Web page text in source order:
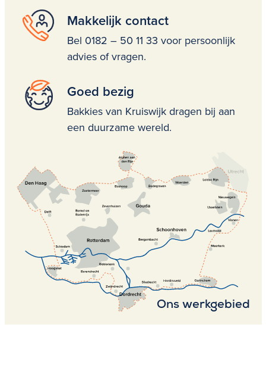
Makkelijk contact
Bel 0182 – 50 11 33 voor persoonlijk
advies of vragen.
Goed bezig
Bakkies van Kruiswijk dragen bij aan
een duurzame wereld.
Ons werkgebied